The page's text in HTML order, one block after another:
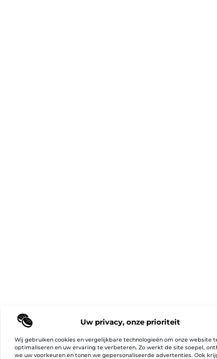
Uw privacy, onze prioriteit
Wij gebruiken cookies en vergelijkbare technologieën om onze website
optimaliseren en uw ervaring te verbeteren. Zo werkt de site soepel,
we uw voorkeuren en tonen we gepersonaliseerde advertenties. Ook